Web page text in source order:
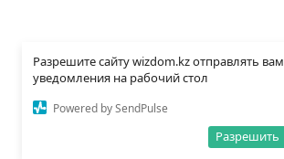
Разрешите сайту wizdom.kz отправлять вам
уведомления на рабочий стол
Powered by SendPulse
Разрешить